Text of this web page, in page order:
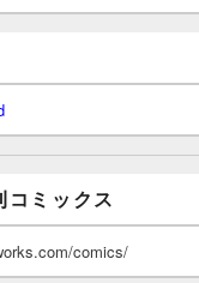
ミックス
comics/